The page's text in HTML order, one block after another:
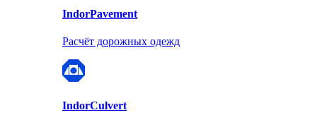
IndorPavement
Расчёт дорожных одежд
IndorCulvert